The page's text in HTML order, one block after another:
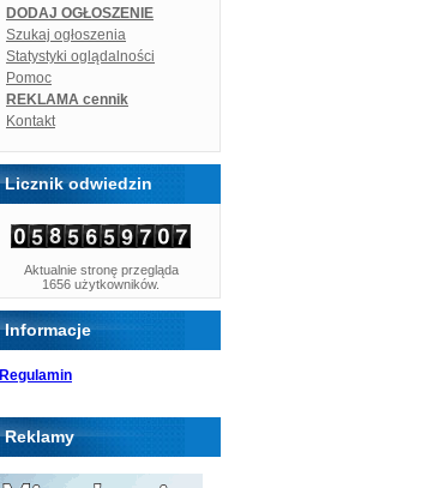
DODAJ OGŁOSZENIE
Szukaj ogłoszenia
Statystyki oglądalności
Pomoc
REKLAMA cennik
Kontakt
Licznik odwiedzin
Aktualnie stronę przegląda
1656 użytkowników.
Informacje
Regulamin
Reklamy